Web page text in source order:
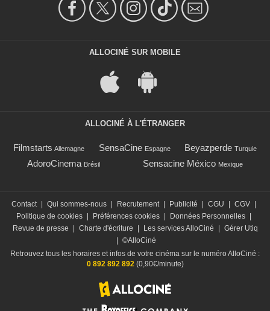
ALLOCINÉ SUR MOBILE
ALLOCINÉ À L'ÉTRANGER
Filmstarts Allemagne SensaCine Espagne Beyazperde Turquie
AdoroCinema Brésil Sensacine México Mexique
Contact Qui sommes-nous Recrutement Publicité CGU CGV
Politique de cookies
Préférences cookies Données Personnelles
Revue de presse
Charte d'écriture Les services AlloCiné
Gérer Utiq
©AlloCiné
Retrouvez tous les horaires et infos de votre cinéma sur le numéro AlloCiné :
0 892 892 892(0,90€/minute)